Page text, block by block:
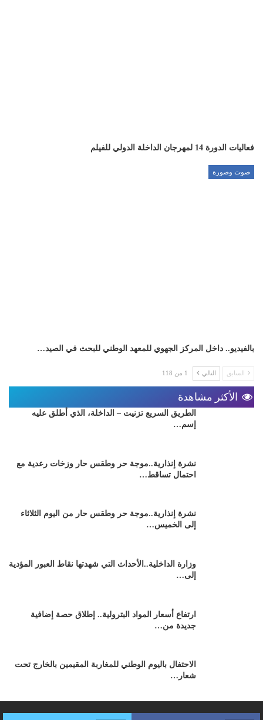
فعاليات الدورة 14 لمهرجان الداخلة الدولي للفيلم
صوت وصورة
بالفيديو.. داخل المركز الجهوي للمعهد الوطني للبحث في الصيد…
السابق التالي 1 من 118
الأكثر مشاهدة
الطريق السريع تزنيت – الداخلة، الذي أطلق عليه
إسم…
نشرة إنذارية..موجة حر وطقس حار وزخات رعدية مع
احتمال تساقط…
نشرة إنذارية..موجة حر وطقس حار من اليوم الثلاثاء
إلى الخميس…
وزارة الداخلية..الأحداث التي شهدتها نقاط العبور المؤدية
إلى…
ارتفاع أسعار المواد البترولية.. إطلاق حصة إضافية
جديدة من…
الاحتفال باليوم الوطني للمغاربة المقيمين بالخارج تحت
شعار…